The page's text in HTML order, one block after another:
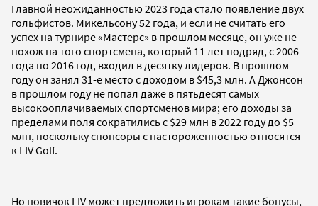
Главной неожиданностью 2023 года стало появление двух
гольфистов. Микельсону 52 года, и если не считать его
успех на турнире «Мастерс» в прошлом месяце, он уже не
похож на того спортсмена, который 11 лет подряд, с 2006
года по 2016 год, входил в десятку лидеров. В прошлом
году он занял 31-е место с доходом в $45,3 млн. А Джонсон
в прошлом году не попал даже в пятьдесят самых
высокооплачиваемых спортсменов мира; его доходы за
пределами поля сократились с $29 млн в 2022 году до $5
млн, поскольку спонсоры с настороженностью относятся
к LIV Golf.
Но новичок LIV может предложить игрокам такие бонусы,